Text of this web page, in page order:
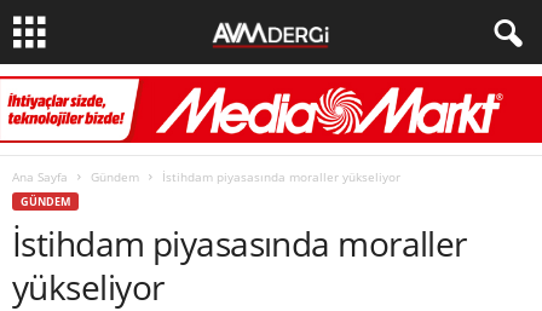
Ana Sayfa Gündem İstihdam piyasasında moraller yükseliyor
GÜNDEM
İstihdam piyasasında moraller
yükseliyor